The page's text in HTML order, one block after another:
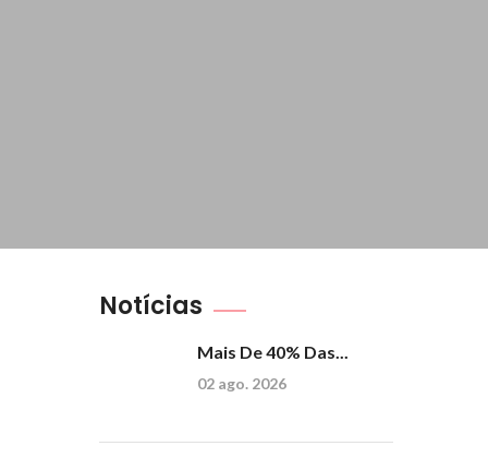
Notícias
Mais De 40% Das...
02 ago. 2026